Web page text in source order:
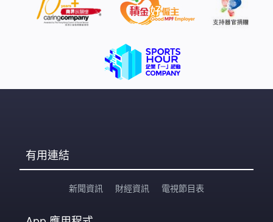
有用連結
新聞資訊 財經資訊 電視節目表